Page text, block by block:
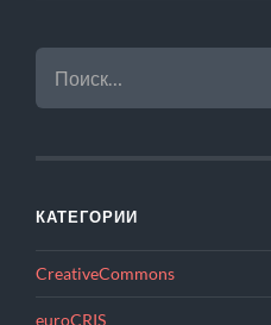
НАЙТИ:
КАТЕГОРИИ
CreativeCommons
euroCRIS